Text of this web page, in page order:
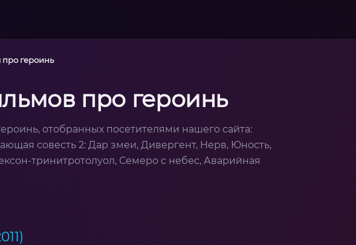
героинь
про героинь
отобранных посетителями нашего сайта:
совесть 2: Дар змеи, Дивергент, Нерв, Юность,
тринитротолуол, Семеро с небес, Аварийная